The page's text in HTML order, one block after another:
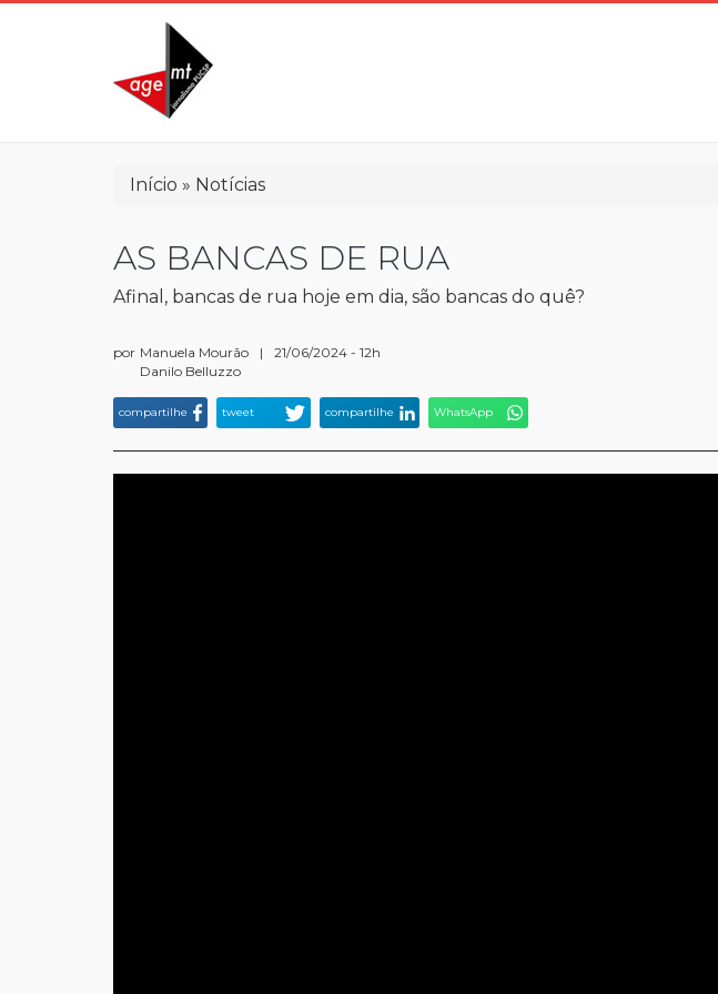
Trilha
navegação
Início Notícias
AS BANCAS DE RUA
Afinal, bancas de rua hoje em dia, são bancas do quê?
por Manuela Mourão
Danilo Belluzzo
| 21/06/2024 - 12h
compartilhe tweet compartilhe WhatsApp